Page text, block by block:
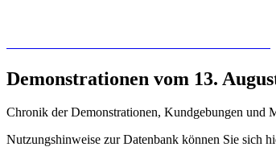
Demonstrationen vom 13.
Chronik der Demonstrationen, Kundgebungen und
Nutzungshinweise zur Datenbank können Sie sich